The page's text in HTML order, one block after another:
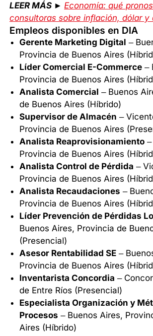
LEER MÁS ►Economía: qué
consultoras sobre inflación, dólar y
Empleos disponibles en DIA
Gerente Marketing Digital –
Provincia de Buenos Aires
Líder Comercial E-Commerce –
Provincia de Buenos Aires
Analista Comercial – Buenos
de Buenos Aires (Híbrido)
Supervisor de Almacén –
Provincia de Buenos Aires
Analista Reaprovisionamiento
Provincia de Buenos Aires
Analista Control de Pérdida –
Provincia de Buenos Aires
Analista Recaudaciones –
Provincia de Buenos Aires
Líder Prevención de Pérdidas
Buenos Aires, Provincia de
(Presencial)
Asesor Rentabilidad SE –
Provincia de Buenos Aires
Inventarista Concordia –
de Entre Ríos (Presencial)
Especialista Organización y
Procesos – Buenos Aires,
Aires (Híbrido)